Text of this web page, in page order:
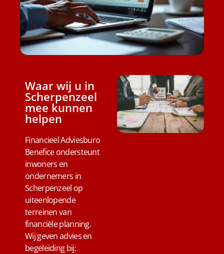
Waar wij u in
Scherpenzeel
mee kunnen
helpen
Financieel Adviesburo
Benefice ondersteunt
inwoners en
ondernemers in
Scherpenzeel op
uiteenlopende
terreinen van
financiële planning.
Wij geven advies en
begeleiding bij: